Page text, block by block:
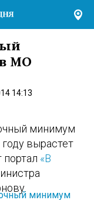
МО
14:13
минимум
вырастет
портал «В
минимум